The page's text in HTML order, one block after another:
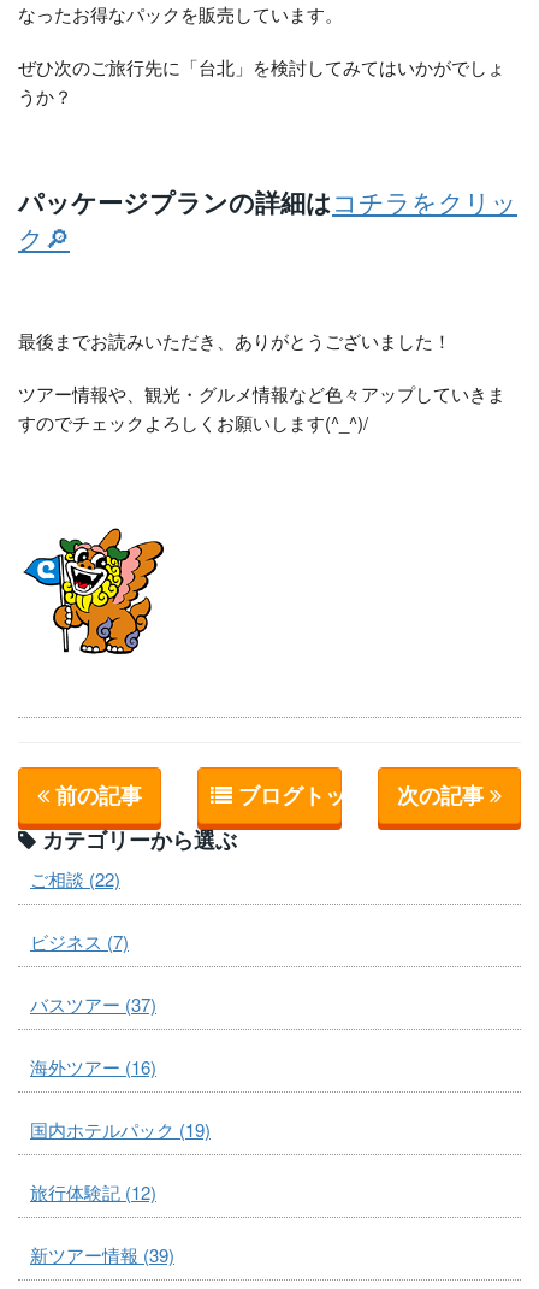
なったお得なパックを販売しています。
ぜひ次のご旅行先に「台北」を検討してみてはいかがでしょ
うか？
パッケージプランの詳細はコチラをクリッ
ク🔎
最後までお読みいただき、ありがとうございました！
ツアー情報や、観光・グルメ情報など色々アップしていきま
すのでチェックよろしくお願いします(^_^)/
前の記事 ブログトップへ 次の記事
カテゴリーから選ぶ
ご相談 (22)
ビジネス (7)
バスツアー (37)
海外ツアー (16)
国内ホテルパック (19)
旅行体験記 (12)
新ツアー情報 (39)